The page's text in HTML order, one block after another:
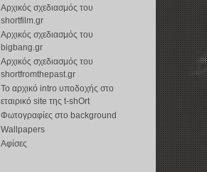
Αρχικός σχεδιασμός του
shortfilm.gr
Αρχικός σχεδιασμός του
bigbang.gr
Αρχικός σχεδιασμός του
shortfromthepast.gr
Το αρχικό intro υποδοχής στο
εταιρικό site της t-shOrt
Φωτογραφίες στο background
Wallpapers
Αφίσες